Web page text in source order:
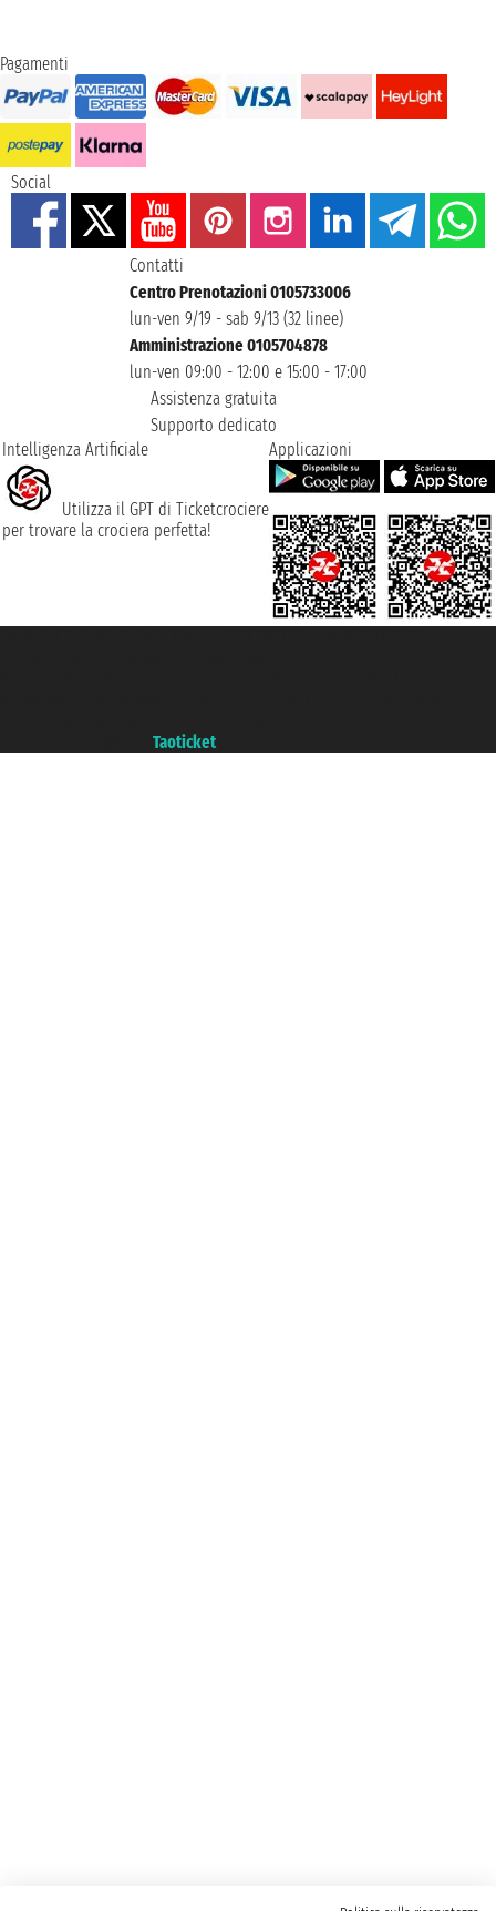
Pagamenti
Social
Contatti
Centro Prenotazioni 0105733006
lun-ven 9/19 - sab 9/13 (32 linee)
Amministrazione 0105704878
lun-ven 09:00 - 12:00 e 15:00 - 17:00
Assistenza gratuita
Supporto dedicato
Intelligenza Artificiale
Utilizza il GPT di Ticketcrociere
per trovare la crociera perfetta!
Applicazioni
Taoticket